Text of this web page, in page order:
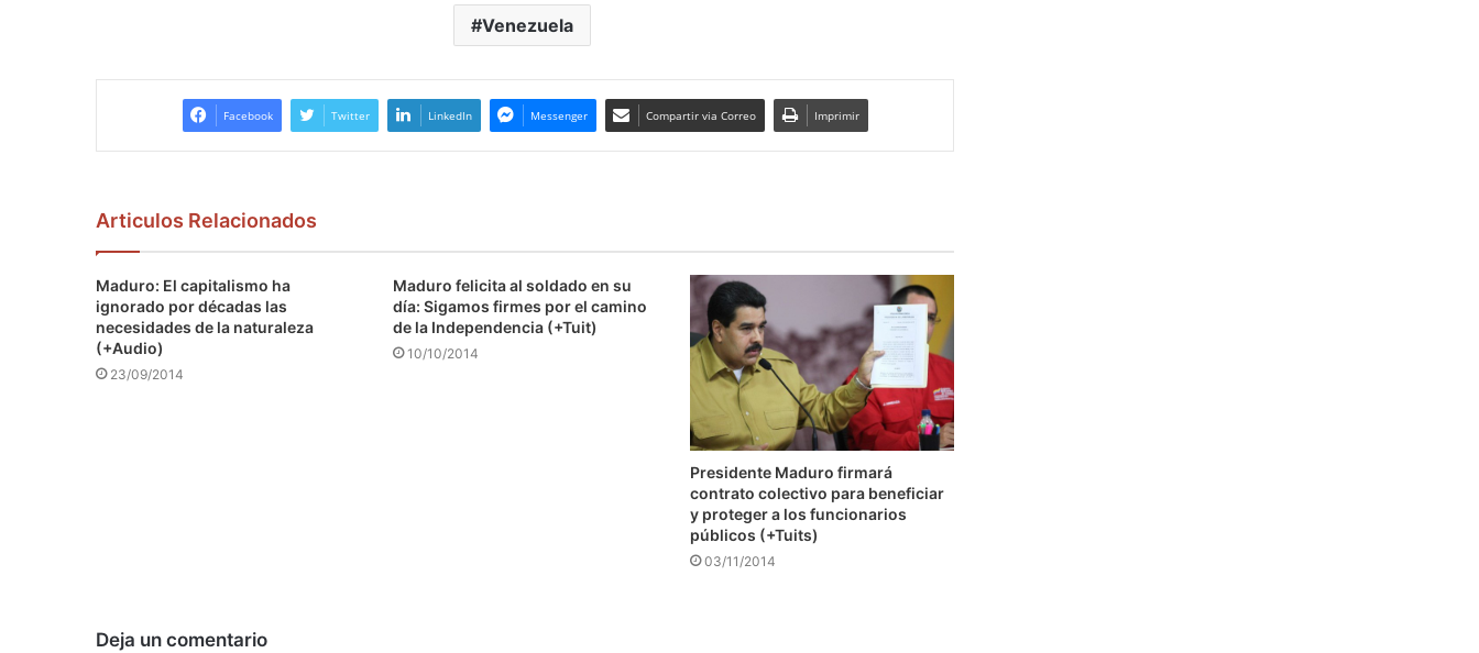
Venezuela
Facebook Twitter LinkedIn Messenger Compartir via Correo Imprimir
Articulos Relacionados
Maduro: El capitalismo ha
ignorado por décadas las
necesidades de la naturaleza
(+Audio)
23/09/2014
Maduro felicita al soldado en su
día: Sigamos firmes por el camino
de la Independencia (+Tuit)
10/10/2014
Presidente Maduro firmará
contrato colectivo para beneficiar
y proteger a los funcionarios
públicos (+Tuits)
03/11/2014
Deja un comentario